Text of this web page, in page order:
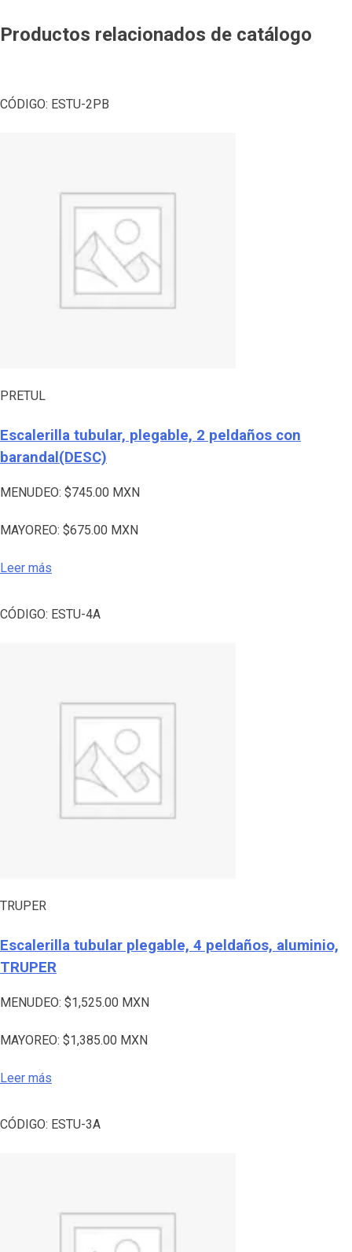
Productos relacionados de catálogo
CÓDIGO: ESTU-2PB
PRETUL
Escalerilla tubular, plegable, 2 peldaños con
barandal(DESC)
MENUDEO: $745.00 MXN
MAYOREO: $675.00 MXN
Leer más
CÓDIGO: ESTU-4A
TRUPER
Escalerilla tubular plegable, 4 peldaños, aluminio,
TRUPER
MENUDEO: $1,525.00 MXN
MAYOREO: $1,385.00 MXN
Leer más
CÓDIGO: ESTU-3A